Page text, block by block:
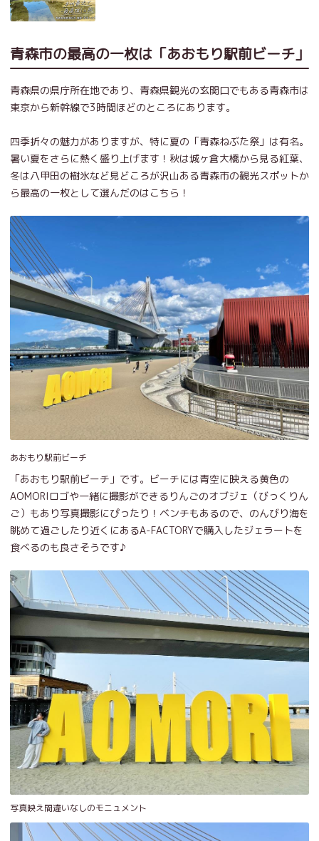
青森市の最高の一枚は「あおもり駅前ビーチ」
青森県の県庁所在地であり、青森県観光の玄関口でもある青森市は
東京から新幹線で3時間ほどのところにあります。
四季折々の魅力がありますが、特に夏の「青森ねぶた祭」は有名。
暑い夏をさらに熱く盛り上げます！秋は城ヶ倉大橋から見る紅葉、
冬は八甲田の樹氷など見どころが沢山ある青森市の観光スポットか
ら最高の一枚として選んだのはこちら！
あおもり駅前ビーチ
「あおもり駅前ビーチ」です。ビーチには青空に映える黄色の
AOMORIロゴや一緒に撮影ができるりんごのオブジェ（びっくりん
ご）もあり写真撮影にぴったり！ベンチもあるので、のんびり海を
眺めて過ごしたり近くにあるA-FACTORYで購入したジェラートを
食べるのも良さそうです♪
写真映え間違いなしのモニュメント